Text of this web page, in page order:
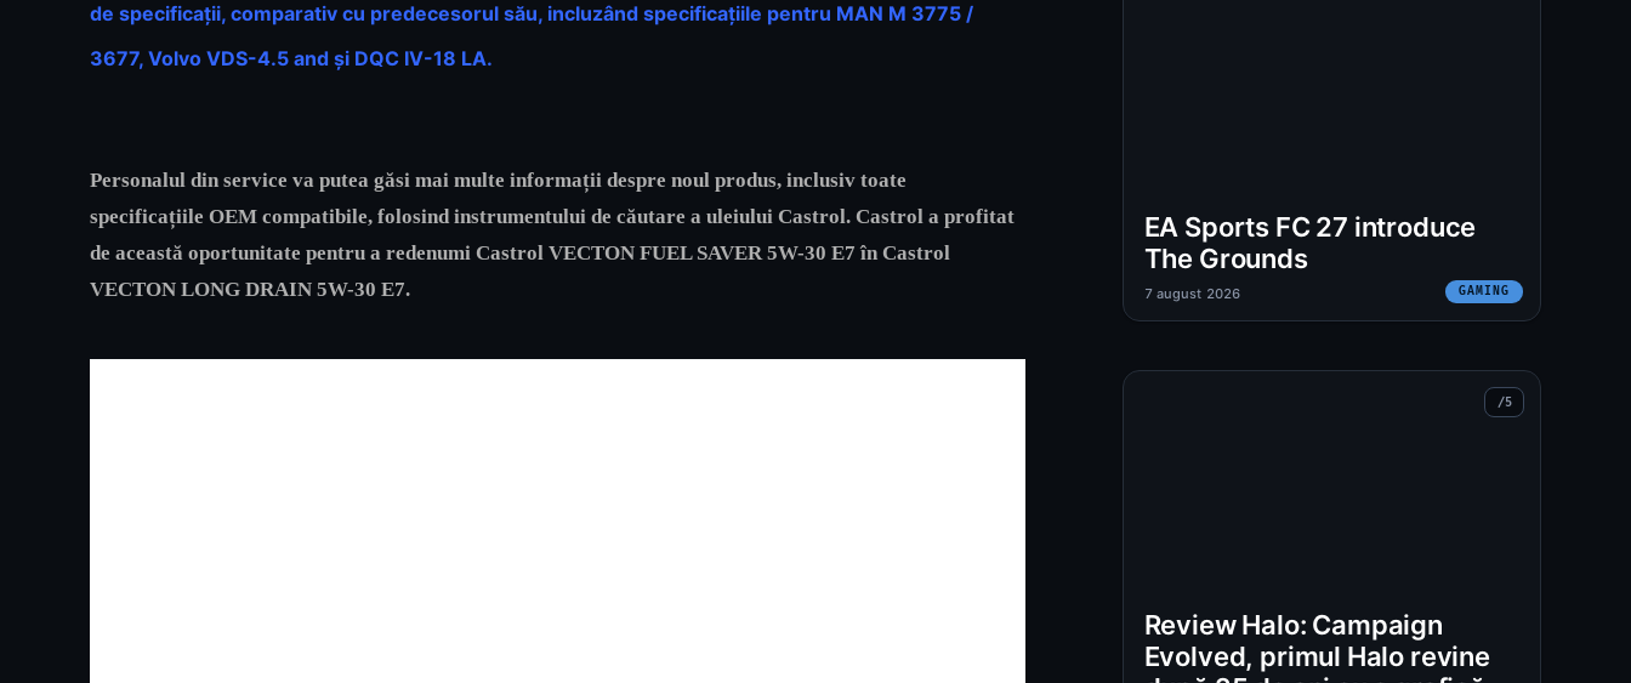
de specificații, comparativ cu predecesorul său, incluzând specificațiile pentru MAN M 3775 /
3677, Volvo VDS-4.5 and și DQC IV-18 LA.
Personalul din service va putea găsi mai multe informații despre noul produs, inclusiv toate
specificațiile OEM compatibile, folosind instrumentului de căutare a uleiului Castrol. Castrol a profitat
de această oportunitate pentru a redenumi Castrol VECTON FUEL SAVER 5W-30 E7 în Castrol
VECTON LONG DRAIN 5W-30 E7.
EA Sports FC 27 introduce
The Grounds
GAMING
7 august 2026
Review Halo: Campaign
Evolved, primul Halo revine